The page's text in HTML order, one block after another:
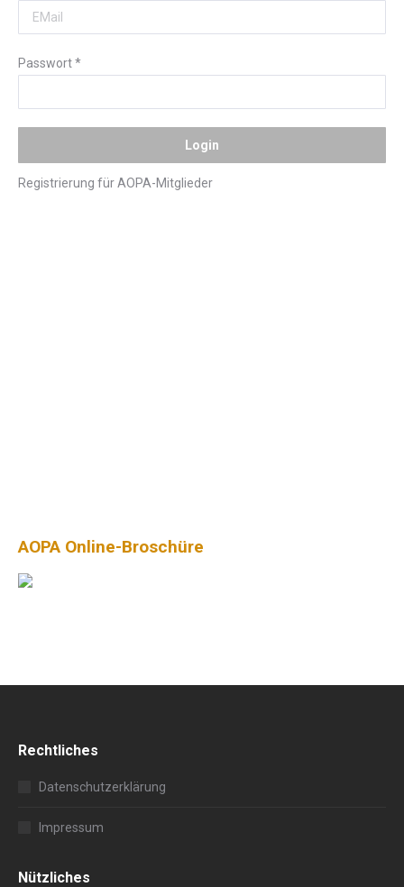
Passwort*
Registrierung für AOPA-Mitglieder
AOPA Online-Broschüre
Rechtliches
Datenschutzerklärung
Impressum
Nützliches